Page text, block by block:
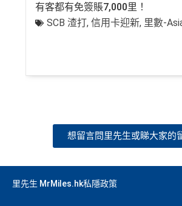
有客都有免簽賬7,000里！
SCB 渣打,信用卡迎新, 里數-
想留言問里先生或睇大家的
里先生 MrMiles.hk私隱政策